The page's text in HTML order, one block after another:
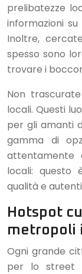
prelibatezze
informazioni
Inoltre,
spesso sono
trovare i
Non
locali. Questi
per gli amanti
gamma di
attentamente
locali: questo
qualità e
Hotspot
metropoli
Ogni grande
per lo street